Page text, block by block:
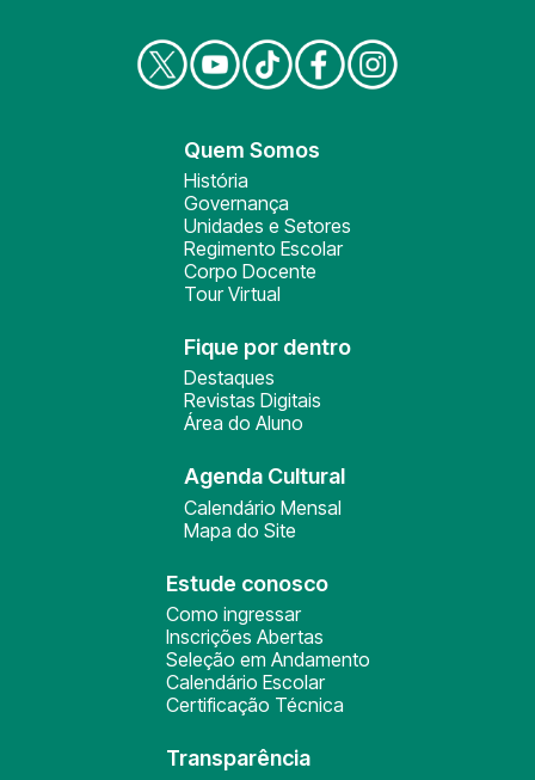
Quem Somos
História
Governança
Unidades e Setores
Regimento Escolar
Corpo Docente
Tour Virtual
Fique por dentro
Destaques
Revistas Digitais
Área do Aluno
Agenda Cultural
Calendário Mensal
Mapa do Site
Estude conosco
Como ingressar
Inscrições Abertas
Seleção em Andamento
Calendário Escolar
Certificação Técnica
Transparência